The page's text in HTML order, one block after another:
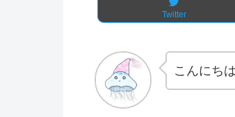
Twitter
こんにち